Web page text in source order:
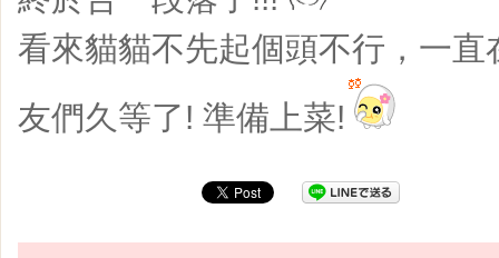
看來貓貓不先起個頭不行，一
友們久等了! 準備上菜!